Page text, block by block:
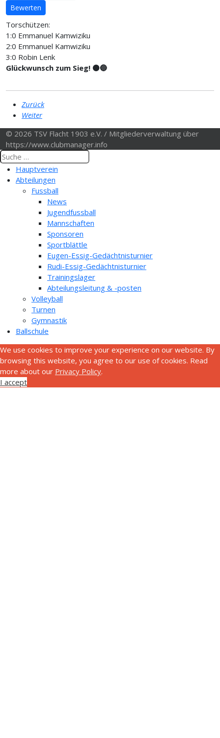
Torschützen:
1:0 Emmanuel Kamwiziku
2:0 Emmanuel Kamwiziku
3:0 Robin Lenk
Glückwunsch zum Sieg! ⚫️🔵
Zurück
Weiter
© 2026 TSV Flacht 1903 e.V. / Mitgliederverwaltung über
https://www.clubmanager.info
Hauptverein
Abteilungen
Fussball
News
Jugendfussball
Mannschaften
Sponsoren
Sportblättle
Eugen-Essig-Gedächtnisturnier
Rudi-Essig-Gedächtnisturnier
Trainingslager
Abteilungsleitung & -posten
Volleyball
Turnen
Gymnastik
Ballschule
We use cookies to improve your experience on our website. By
browsing this website, you agree to our use of cookies. Read
more about our Privacy Policy.
I accept